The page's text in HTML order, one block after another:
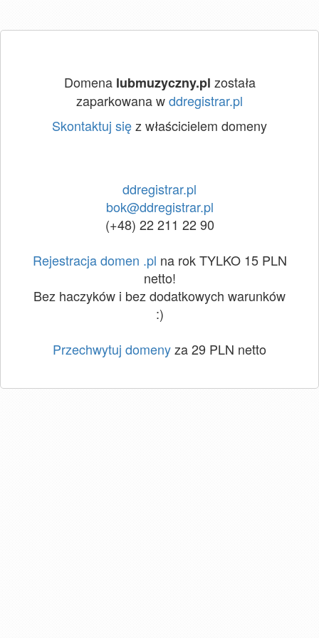
Domena lubmuzyczny.pl została
zaparkowana wddregistrar.pl
Skontaktuj sięz właścicielem domeny
ddregistrar.pl
bok@ddregistrar.pl
(+48) 22 211 22 90
Rejestracja domen .pl na rok TYLKO 15 PLN
netto!
Bez haczyków i bez dodatkowych warunków
:)
Przechwytuj domenyza 29 PLN netto